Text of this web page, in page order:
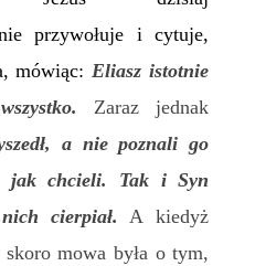
przywołuje i cytuje,
mówiąc:Eliasz istotnie
Zaraz jednak
a nie poznali go
chcieli. Tak i Syn
cierpiał.
A kiedyż
mowa była o tym,